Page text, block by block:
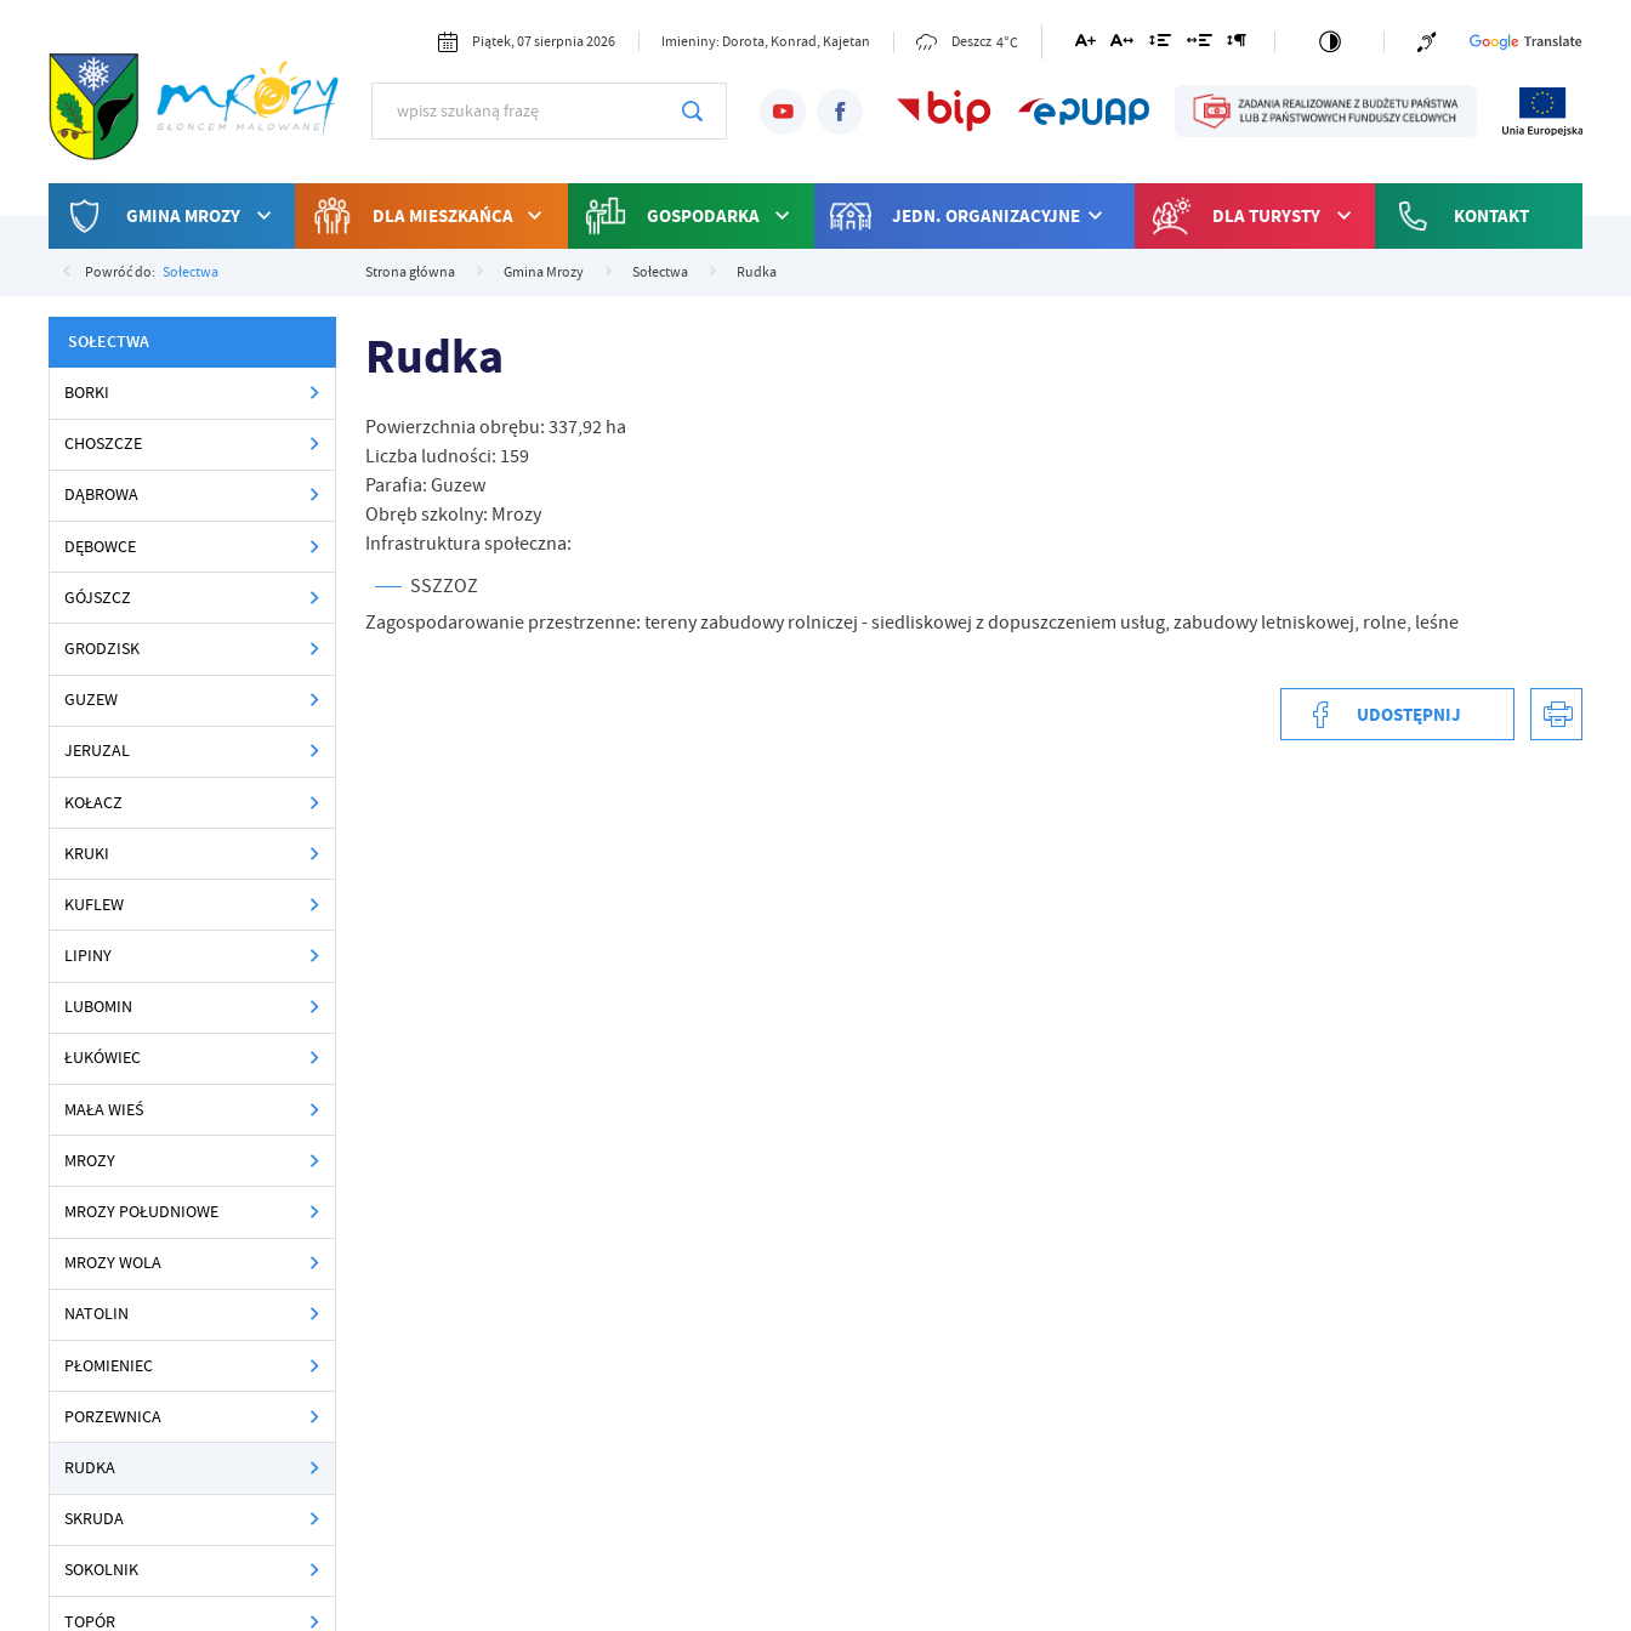
Piątek, 07 sierpnia 2026 Imieniny: Dorota, Konrad, Kajetan Deszcz 4°C
GMINA MROZY DLA MIESZKAŃCA GOSPODARKA JEDN. ORGANIZACYJNE DLA TURYSTY KONTAKT
Powróć do: Sołectwa Strona główna Gmina Mrozy Sołectwa Rudka
SOŁECTWA
BORKI
CHOSZCZE
DĄBROWA
DĘBOWCE
GÓJSZCZ
GRODZISK
GUZEW
JERUZAL
KOŁACZ
KRUKI
KUFLEW
LIPINY
LUBOMIN
ŁUKÓWIEC
MAŁA WIEŚ
MROZY
MROZY POŁUDNIOWE
MROZY WOLA
NATOLIN
PŁOMIENIEC
PORZEWNICA
RUDKA
SKRUDA
SOKOLNIK
TOPÓR
Rudka
Powierzchnia obrębu: 337,92 ha
Liczba ludności: 159
Parafia: Guzew
Obręb szkolny: Mrozy
Infrastruktura społeczna:
SSZZOZ
Zagospodarowanie przestrzenne: tereny zabudowy rolniczej - siedliskowej z dopuszczeniem usług, zabudowy letniskowej, rolne, leśne
UDOSTĘPNIJ